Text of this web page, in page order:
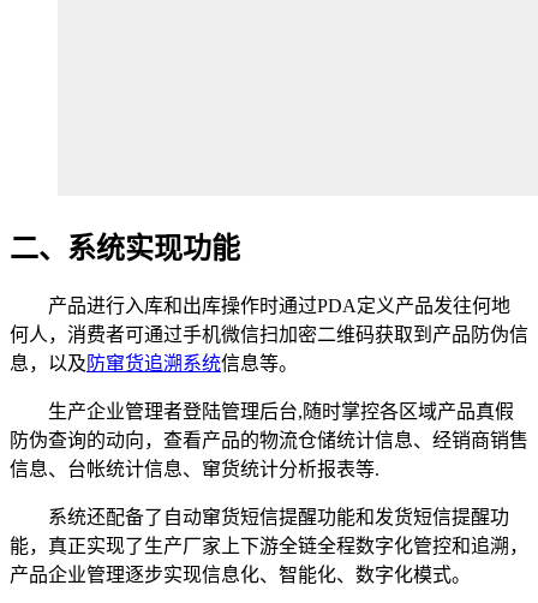
二、系统实现功能
产品进行入库和出库操作时通过PDA定义产品发往何地
何人，消费者可通过手机微信扫加密二维码获取到产品防伪信
息，以及 防窜货追溯系统信息等。
生产企业管理者登陆管理后台,随时掌控各区域产品真假
防伪查询的动向，查看产品的物流仓储统计信息、经销商销售
信息、台帐统计信息、窜货统计分析报表等.
系统还配备了自动窜货短信提醒功能和发货短信提醒功
能，真正实现了生产厂家上下游全链全程数字化管控和追溯，
产品企业管理逐步实现信息化、智能化、数字化模式。